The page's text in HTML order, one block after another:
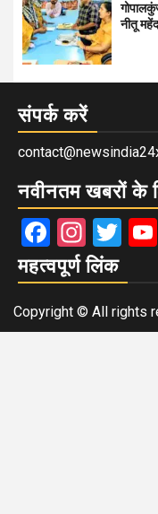
नीतू
संपर्क करें
नवीनतम खबरों के
Facebook
महत्वपूर्ण लिंक
Copyright © All rights